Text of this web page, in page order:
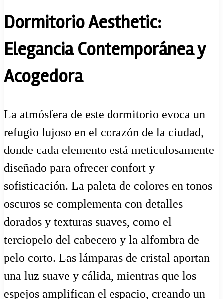
Dormitorio Aesthetic:
Elegancia Contemporánea y
Acogedora
La atmósfera de este dormitorio evoca un
refugio lujoso en el corazón de la ciudad,
donde cada elemento está meticulosamente
diseñado para ofrecer confort y
sofisticación. La paleta de colores en tonos
oscuros se complementa con detalles
dorados y texturas suaves, como el
terciopelo del cabecero y la alfombra de
pelo corto. Las lámparas de cristal aportan
una luz suave y cálida, mientras que los
espejos amplifican el espacio, creando un